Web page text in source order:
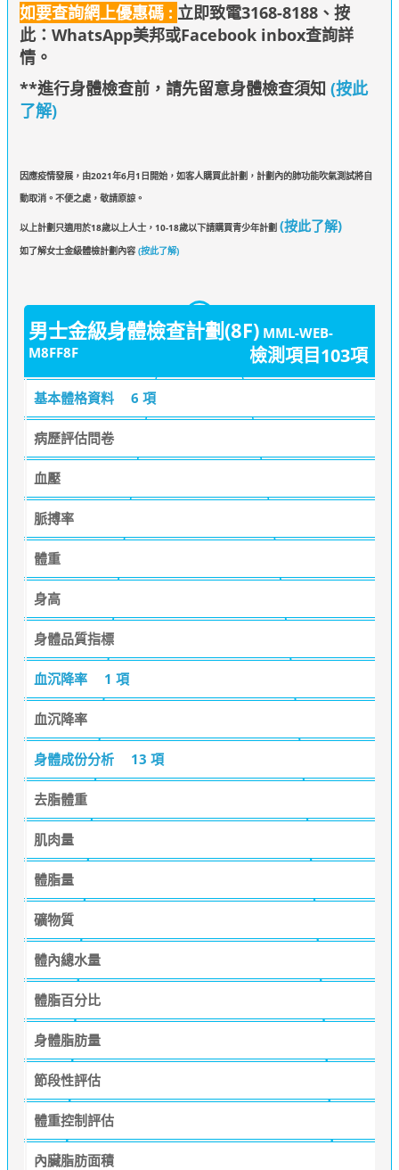
如要查詢網上優惠碼 : 立即致電3168-8188、 按
此：WhatsApp美邦或Facebook inbox查詢詳
情。
**進行身體檢查前，請先留意身體檢查須知 (按此
了解)
因應疫情發展，由2021年6月1日開始，如客人購買此計劃，計劃內的肺功能吹氣測試將自
動取消。不便之處，敬請原諒。
以上計劃只適用於18歲以上人士，10-18歲以下請購買青少年計劃 (按此了解)
如了解女士金級體檢計劃內容 (按此了解)
男士金級身體檢查計劃(8F) MML-WEB-
M8FF8F
檢測項目103項
基本體格資料 6 項
病歷評估問卷
血壓
脈搏率
體重
身高
身體品質指標
血沉降率 1 項
血沉降率
身體成份分析 13 項
去脂體重
肌肉量
體脂量
礦物質
體內總水量
體脂百分比
身體脂肪量
節段性評估
體重控制評估
內臟脂肪面積